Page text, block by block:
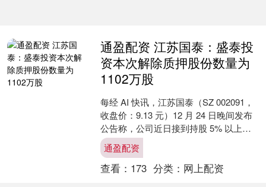
通盈配资 江苏国泰：盛泰投
资本次解除质押股份数量为
1102万股
每经 AI 快讯，江苏国泰（SZ 002091，
收盘价：9.13 元）12 月 24 日晚间发布
公告称，公司近日接到持股 5% 以上股
东张家港保税区盛泰投资有限....
通盈配资
查看： 173 分类： 网上配资